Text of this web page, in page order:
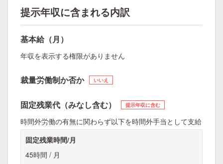
提示年収に含まれる内訳
基本給（月）
年収を表示する権限がありません
裁量労働制か否か いいえ
固定残業代（みなし含む） 提示年収に含む
時間外労働の有無に関わらず以下を時間外手当として支給
固定残業時間/月
45時間 / 月